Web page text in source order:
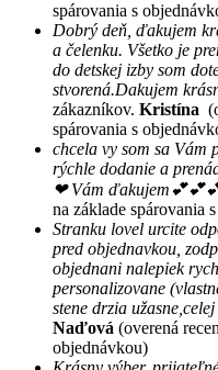
spárovania s
Dobrý deň, ďakujem
a čelenku. Všetko je
do detskej izby som
stvorená.Dakujem
zákazníkov. Kristína
spárovania s
chcela vy som sa Vám
rýchle dodanie a
❤ Vám
na základe spárovania
Stranku lovel urcite
pred objednavkou,
objednani nalepiek
personalizovane
stene drzia
Naďová (overená
objednávkou)